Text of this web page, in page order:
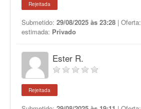
Rejeitada
Submetido: 29/08/2025 às 23:28 | Oferta:
estimada: Privado
Ester R.
Rejeitada